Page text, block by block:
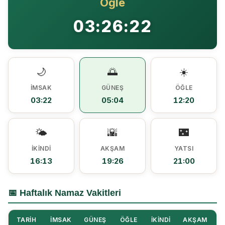
16:48 | Kaymakam Kaptanoğlu’ndan Kıbrıs Gazisi Recep Kıral’a iftar ziyareti
03:26:22
🌙
İMSAK
03:22
🌅
GÜNEŞ
05:04
☀️
ÖĞLE
12:20
🌤️
İKINDI
16:13
🌇
AKŞAM
19:26
🌃
YATSI
21:00
📅 Haftalık Namaz Vakitleri
TARIH İMSAK GÜNEŞ ÖĞLE İKINDI AKŞAM